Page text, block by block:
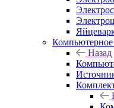
Компьютерное
Назад